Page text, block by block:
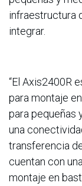
infraestructura
integrar.
“El Axis2400R
para montaje
para pequeñas
una
transferencia
cuentan con
montaje en